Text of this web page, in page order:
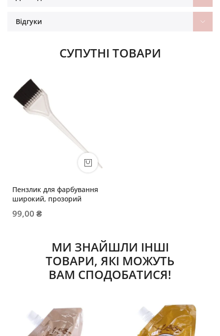
Відгуки
СУПУТНІ ТОВАРИ
Пензлик для фарбування
широкий, прозорий
99,00 ₴
МИ ЗНАЙШЛИ ІНШІ
ТОВАРИ, ЯКІ МОЖУТЬ
ВАМ СПОДОБАТИСЯ!